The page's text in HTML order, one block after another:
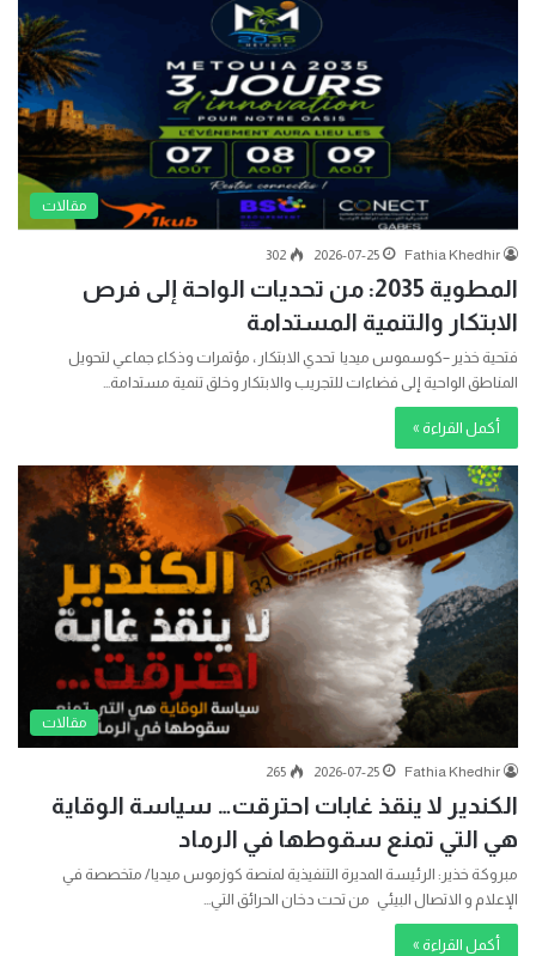
مقالات
Fathia Khedhir
2026-07-25
302
المطوية 2035: من تحديات الواحة إلى فرص
الابتكار والتنمية المستدامة
فتحية خذير –كوسموس ميديا تحدي الابتكار ، مؤتمرات وذكاء جماعي لتحويل
المناطق الواحية إلى فضاءات للتجريب والابتكار وخلق تنمية مستدامة…
أكمل القراءة »
مقالات
Fathia Khedhir
2026-07-25
265
الكندير لا ينقذ غابات احترقت… سياسة الوقاية
هي التي تمنع سقوطها في الرماد
مبروكة خذير: الرئيسة المديرة التنفيذية لمنصة كوزموس ميديا/ متخصصة في
الإعلام و الاتصال البيئي من تحت دخان الحرائق التي…
أكمل القراءة »